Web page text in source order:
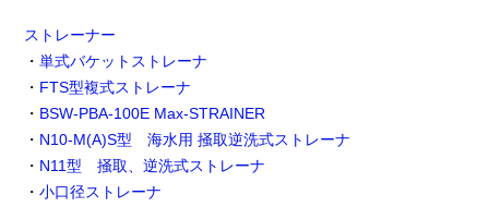
ストレーナー
・単式バケットストレーナ
・ FTS型複式ストレーナ
・ BSW-PBA-100E Max-STRAINER
・ N10-M(A)S型 海水用 掻取逆洗式ストレーナ
・ N11型 掻取、逆洗式ストレーナ
・小口径ストレーナ